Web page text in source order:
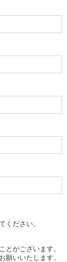
ください。
とがございます。
願いいたします。